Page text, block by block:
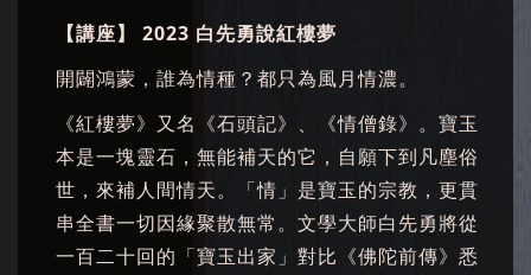
【講座】 2023 白先勇說紅樓夢
開闢鴻蒙，誰為情種？都只為風月情濃。
《紅樓夢》又名《石頭記》、《情僧錄》。寶玉
本是一塊靈石，無能補天的它，自願下到凡塵俗
世，來補人間情天。「情」是寶玉的宗教，更貫
串全書一切因緣聚散無常。文學大師白先勇將從
一百二十回的「寶玉出家」對比《佛陀前傳》悉